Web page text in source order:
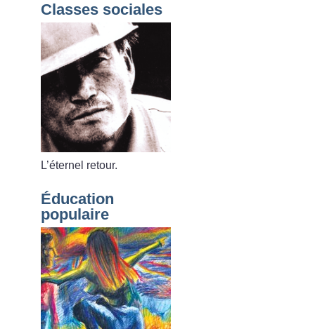
Classes sociales
L’éternel retour.
Éducation
populaire